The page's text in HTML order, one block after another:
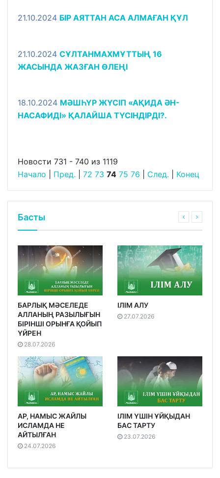
21.10.2024 БІР АЯТТАН АСА АЛМАҒАН ҚҰЛ
21.10.2024 CҰЛТАНМАХМҰТТЫҢ 16
ЖАСЫНДА ЖАЗҒАН ӨЛЕҢІ
18.10.2024 МӘШҺҮР ЖҮСІП «АҚИДА ӘН-
НАСАФИДІ» ҚАЛАЙША ТҮСІНДІРДІ?.
Новости 731 - 740 из 1119
Начало
Пред. 72 73 74 75 76 След. Конец
Басты
БАРЛЫҚ МӘСЕЛЕДЕ
АЛЛАНЫҢ РАЗЫЛЫҒЫН
БІРІНШІ ОРЫНҒА ҚОЙЫП
ҮЙРЕН
28.07.2026
ІЛІМ АЛУ
27.07.2026
АР, НАМЫС ЖАЙЛЫ
ИСЛАМДА НЕ
АЙТЫЛҒАН
24.07.2026
ІЛІМ ҮШІН ҰЙҚЫДАН
БАС ТАРТУ
23.07.2026